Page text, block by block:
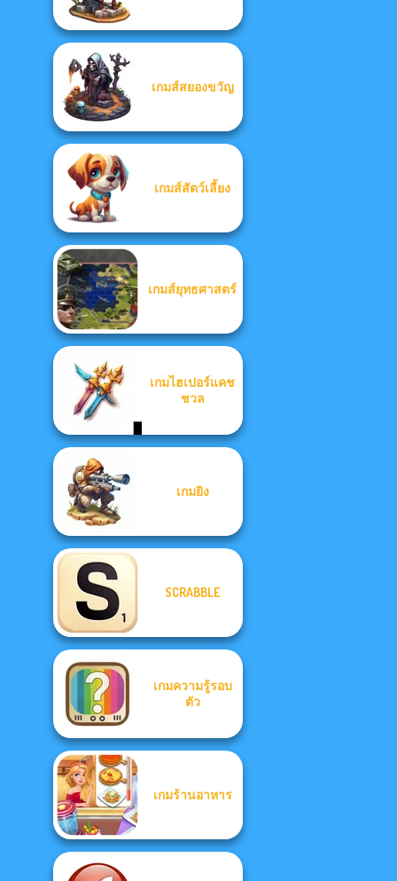
เกมส์สยองขวัญ
เกมส์สัตว์เลี้ยง
เกมส์ยุทธศาสตร์
เกมไฮเปอร์แคช
ชวล
เกมยิง
SCRABBLE
เกมความรู้รอบ
ตัว
เกมร้านอาหาร